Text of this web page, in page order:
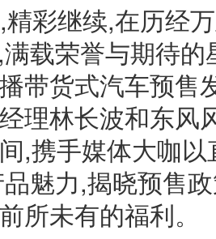
彩继续,在历经
载荣誉与期待
带货式汽车预售
理林长波和东风
,携手媒体大咖
魅力,揭晓预售
所未有的福利。